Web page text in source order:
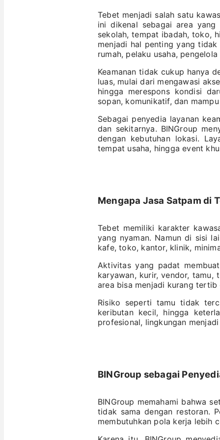
Tebet menjadi salah satu
ini dikenal sebagai area
sekolah, tempat ibadah, toko,
menjadi hal penting yang
rumah, pelaku usaha,
Keamanan tidak cukup hanya
luas, mulai dari mengawasi
hingga merespons kondisi
sopan, komunikatif, dan
Sebagai penyedia layanan
dan sekitarnya. BINGroup
dengan kebutuhan lokasi.
tempat usaha, hingga event
Mengapa Jasa Satpam di
Tebet memiliki karakter
yang nyaman. Namun di sisi
kafe, toko, kantor, klinik,
Aktivitas yang padat
karyawan, kurir, vendor, tamu,
area bisa menjadi kurang
Risiko seperti tamu tidak
keributan kecil, hingga
profesional, lingkungan
BINGroup sebagai
BINGroup memahami bahwa
tidak sama dengan restoran.
membutuhkan pola kerja lebih